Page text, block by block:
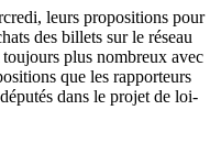
leurs propositions pour
des billets sur le réseau
plus nombreux avec
que les rapporteurs
dans le projet de loi-